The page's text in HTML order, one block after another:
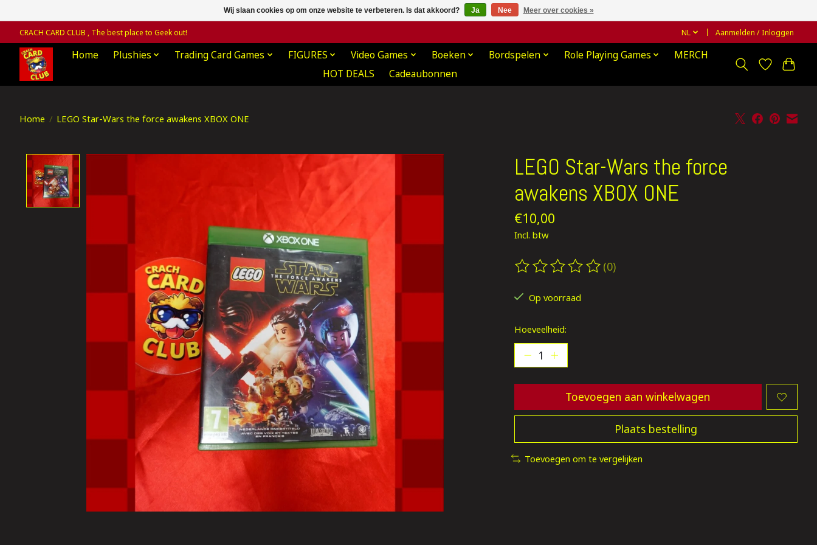
CRACH CARD CLUB , The best place to Geek out! NL Aanmelden / Inloggen
Home Plushies Trading Card Games FIGURES Video Games Boeken Bordspelen Role Playing Games
MERCH
HOT DEALS
Cadeaubonnen
Home / LEGO Star-Wars the force awakens XBOX ONE
Product image slideshow Items
LEGO Star-Wars the force
awakens XBOX ONE
€10,00
Incl. btw
De beoordeling van dit product is
(0)
Op voorraad
Hoeveelheid:
Toevoegen aan winkelwagen
Plaats bestelling
Toevoegen om te vergelijken
Wij slaan cookies op om onze website te verbeteren. Is dat akkoord? Ja Nee Meer over cookies »